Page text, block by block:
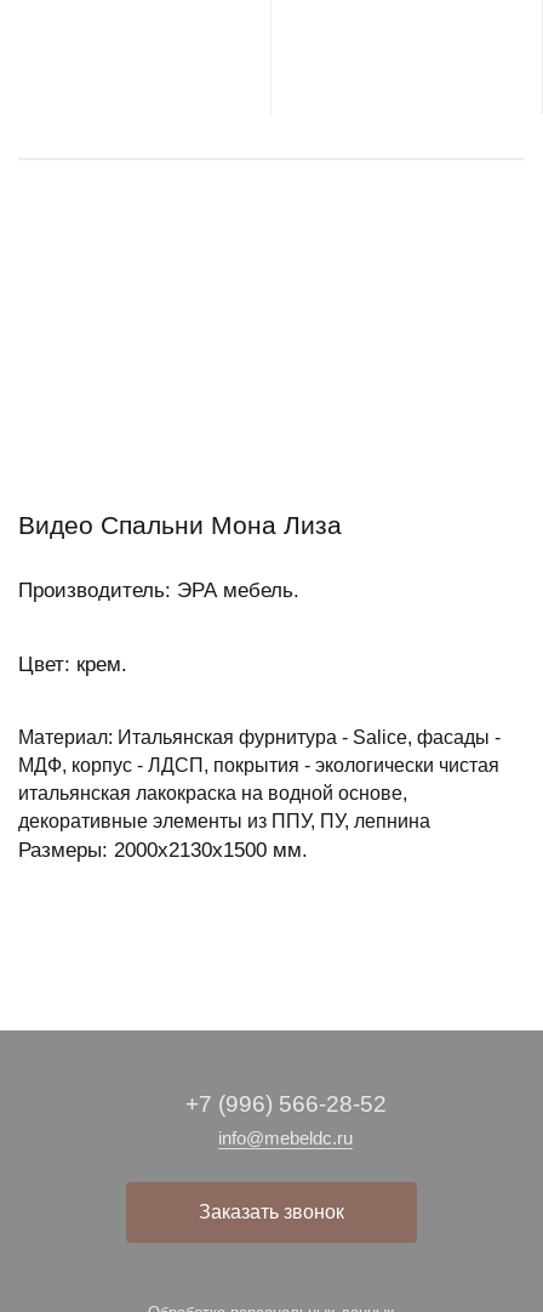
Видео Спальни Мона Лиза
Производитель: ЭРА мебель.
Цвет: крем.
Материал: Итальянская фурнитура - Salice, фасады -
МДФ, корпус - ЛДСП, покрытия - экологически чистая
итальянская лакокраска на водной основе,
декоративные элементы из ППУ, ПУ, лепнина
Размеры: 2000x2130x1500 мм.
+7 (996) 566-28-52
info@mebeldc.ru
Заказать звонок